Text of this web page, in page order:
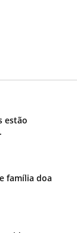
estão
família doa